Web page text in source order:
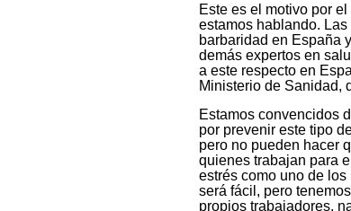
Este es el motivo por
estamos hablando.
barbaridad en España
demás expertos en
a este respecto en
Ministerio de Sanidad,
Estamos convencidos
por prevenir este tipo
pero no pueden hacer
quienes trabajan para
estrés como uno de
será fácil, pero
propios trabajadores,